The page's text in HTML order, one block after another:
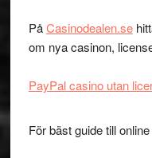
PåCasinodealen.se
om nya casinon,
PayPal casino utan
För bäst guide till